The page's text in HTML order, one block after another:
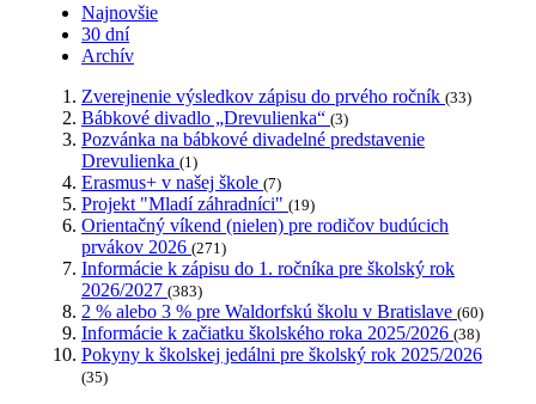
Najnovšie
30 dní
Archív
Zverejnenie výsledkov zápisu do prvého ročník (33)
Bábkové divadlo „Drevulienka“ (3)
Pozvánka na bábkové divadelné predstavenie
Drevulienka (1)
Erasmus+ v našej škole (7)
Projekt "Mladí záhradníci" (19)
Orientačný víkend (nielen) pre rodičov budúcich
prvákov 2026 (271)
Informácie k zápisu do 1. ročníka pre školský rok
2026/2027 (383)
2 % alebo 3 % pre Waldorfskú školu v Bratislave (60)
Informácie k začiatku školského roka 2025/2026 (38)
Pokyny k školskej jedálni pre školský rok 2025/2026
(35)